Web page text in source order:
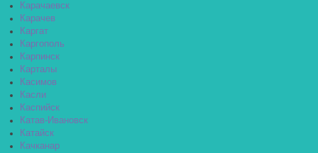
Карачаевск
Карачев
Каргат
Каргополь
Карпинск
Карталы
Касимов
Касли
Каспийск
Катав-Ивановск
Катайск
Качканар